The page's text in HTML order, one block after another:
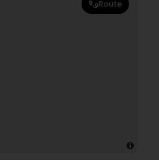
Route